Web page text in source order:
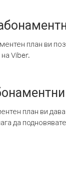
план ви
Viber.
план ви
да